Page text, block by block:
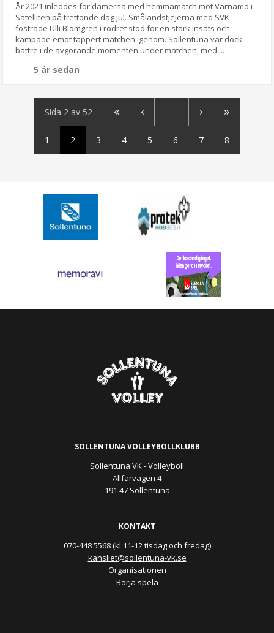
År 2021 inleddes för damerna med hemmamatch mot Värnamo i
Satelliten på trettonde dag jul. Smålandstjejerna med SVK-
fostrade Ulli Blomgren i rodret stod för en stark insats och
kämpade emot tappert matchen igenom. Sollentuna var dock
bättre i de avgörande momenten under matchen, med ...
5 år sedan
Sida 2 av 52 « ‹ › »
1 2 3 4 5 6 7 8
SOLLENTUNA VOLLEYBOLLKLUBB
Sollentuna VK - Volleyboll
Allfarvägen 4
191 47 Sollentuna
KONTAKT
070-448 5568 (kl 11-12 tisdag och fredag)
kansliet@sollentuna-vk.se
Organisationen
Börja spela